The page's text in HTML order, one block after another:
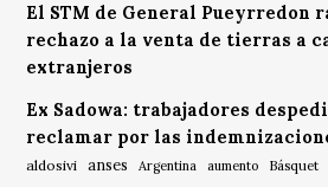
El STM de General Pueyrredon
rechazo a la venta de tierras a
extranjeros
Ex Sadowa: trabajadores
reclamar por las
aldosivi anses Argentina aumento Básquet